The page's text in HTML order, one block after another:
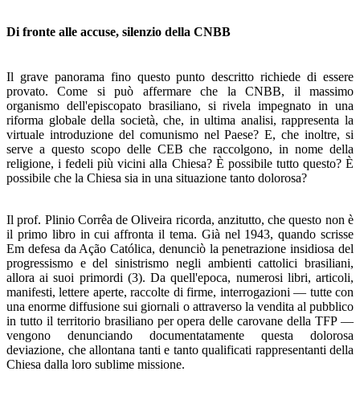
Di fronte alle accuse, silenzio della CNBB
Il grave panorama fino questo punto descritto richiede di essere
provato. Come si può affermare che la CNBB, il mas­simo
organismo dell'episcopato brasiliano, si rivela impe­gnato in una
riforma globale della società, che, in ultima analisi, rappresenta la
virtuale introduzione del comunismo nel Paese? E, che inoltre, si
serve a questo scopo delle CEB che raccolgono, in nome della
religione, i fedeli più vicini alla Chiesa? È possibile tutto questo? È
possibile che la Chiesa sia in una situazione tanto dolorosa?
Il prof. Plinio Corrêa de Oliveira ricorda, anzitutto, che questo non è
il primo libro in cui affronta il tema. Già nel 1943, quando scrisse
Em defesa da Ação Católica, denunciò la penetrazione insidiosa del
progressismo e del sinistrismo negli ambienti cattolici brasiliani,
allora ai suoi primordi (3). Da quell'epoca, numerosi libri, articoli,
manifesti, lettere aperte, raccolte di firme, interrogazioni — tutte con
una enorme diffusione sui giornali o attraverso la vendita al pubblico
in tutto il territorio brasiliano per opera delle caro­vane della TFP —
vengono denunciando documentatamen­te questa dolorosa
deviazione, che allontana tanti e tanto qualificati rappresentanti della
Chiesa dalla loro sublime missione.